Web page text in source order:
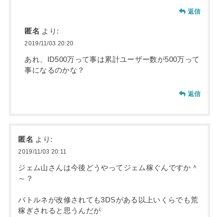
返信
匿名 より:
2019/11/03 20:20
あれ、ID500万って事は累計ユーザー数が500万って
事になるのかな？
返信
匿名 より:
2019/11/03 20:11
ジェム山さんは今後どうやってジェム稼ぐんですか＾
～？
バトルネが改修されても3DSがある以上いくらでも荒
稼ぎされると思うんだが